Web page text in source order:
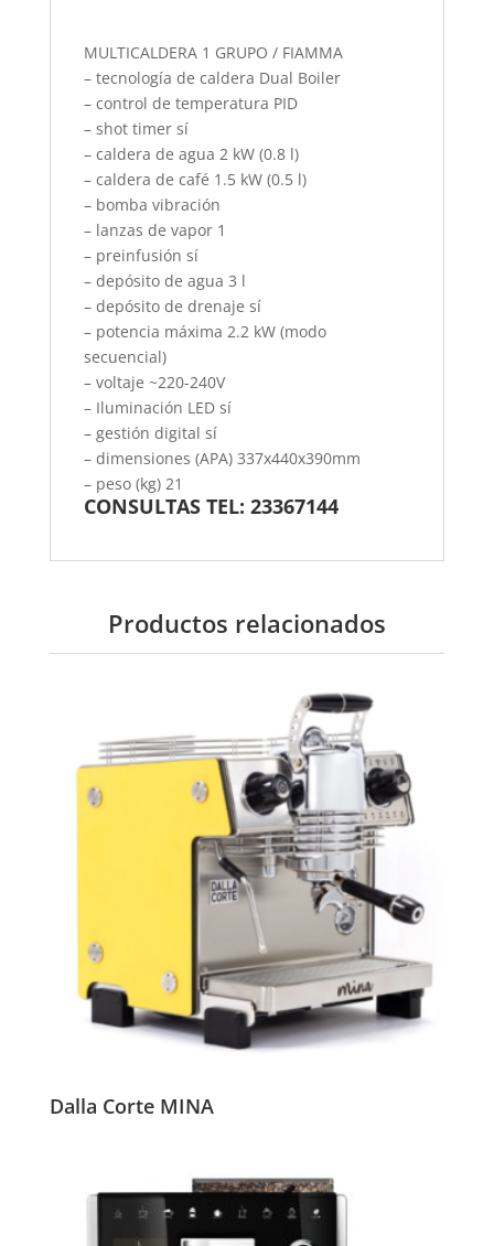
MULTICALDERA 1 GRUPO / FIAMMA
– tecnología de caldera Dual Boiler
– control de temperatura PID
– shot timer sí
– caldera de agua 2 kW (0.8 l)
– caldera de café 1.5 kW (0.5 l)
– bomba vibración
– lanzas de vapor 1
– preinfusión sí
– depósito de agua 3 l
– depósito de drenaje sí
– potencia máxima 2.2 kW (modo
secuencial)
– voltaje ~220-240V
– Iluminación LED sí
– gestión digital sí
– dimensiones (APA) 337x440x390mm
– peso (kg) 21
CONSULTAS TEL: 23367144
Productos relacionados
Dalla Corte MINA